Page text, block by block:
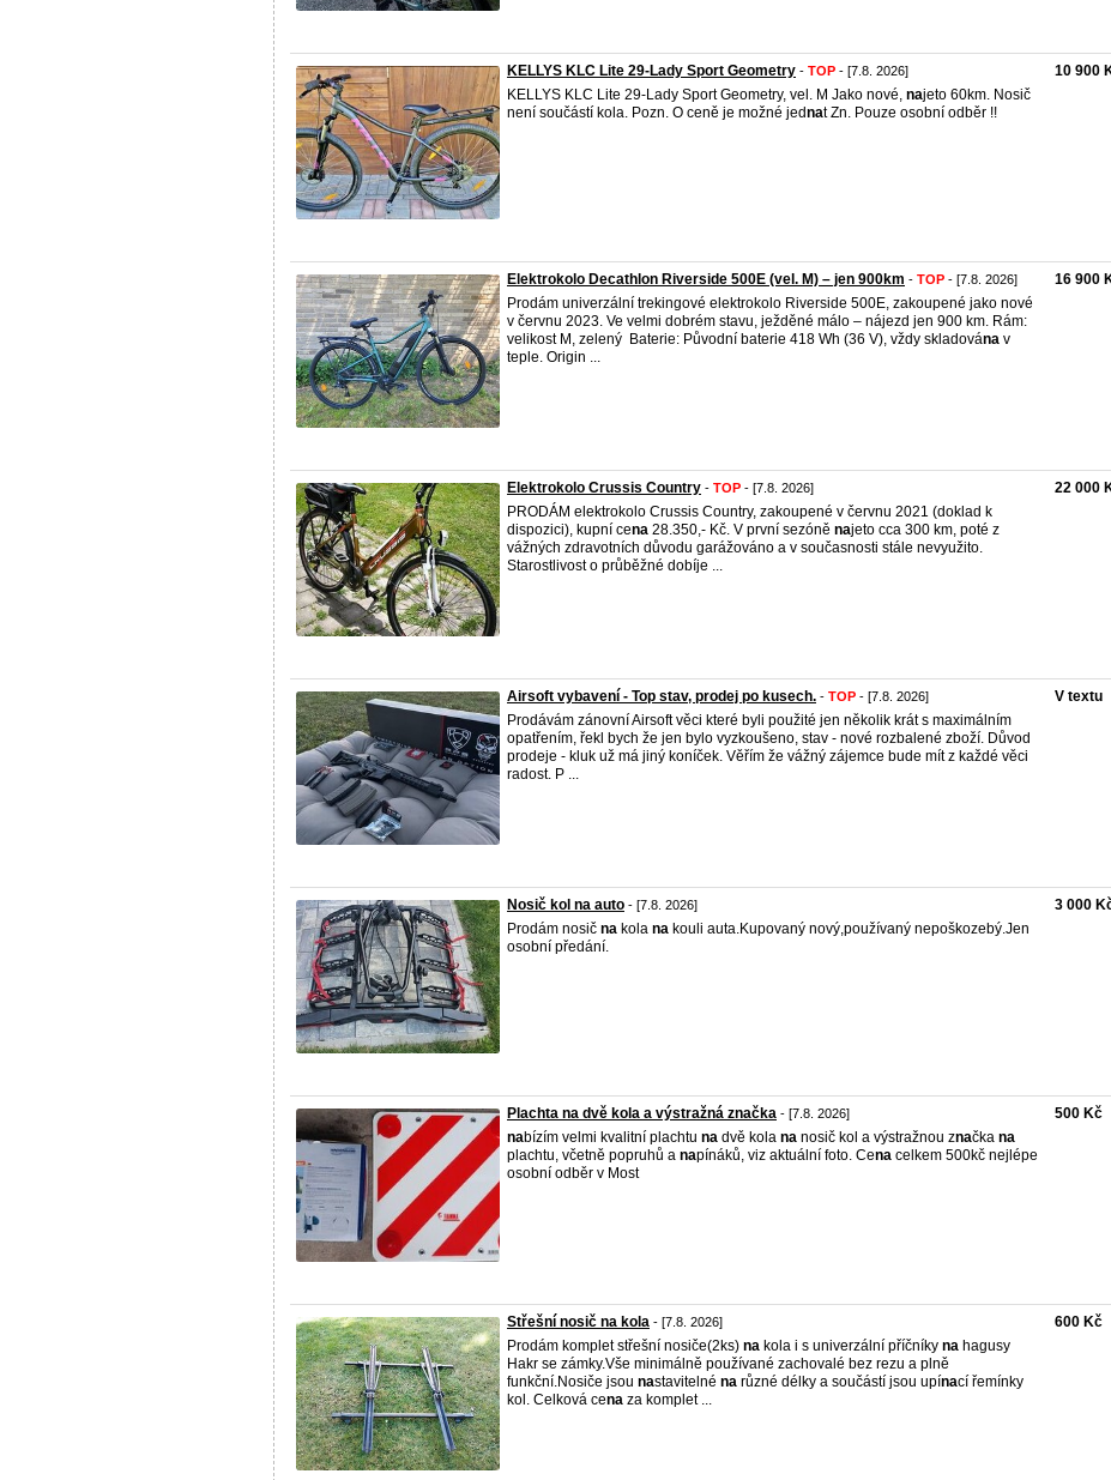
KELLYS KLC Lite 29-Lady Sport Geometry - TOP - [7.8. 2026]
KELLYS KLC Lite 29-Lady Sport Geometry, vel. M Jako nové, najeto 60km. Nosič
není součástí kola. Pozn. O ceně je možné jednat Zn. Pouze osobní odběr !!
10 900
Elektrokolo Decathlon Riverside 500E (vel. M) – jen 900km - TOP - [7.8. 2026]
Prodám univerzální trekingové elektrokolo Riverside 500E, zakoupené jako nové
v červnu 2023. Ve velmi dobrém stavu, ježděné málo – nájezd jen 900 km. Rám:
velikost M, zelený Baterie: Původní baterie 418 Wh (36 V), vždy skladována v
teple. Origin ...
16 900
Elektrokolo Crussis Country - TOP - [7.8. 2026]
PRODÁM elektrokolo Crussis Country, zakoupené v červnu 2021 (doklad k
dispozici), kupní cena 28.350,- Kč. V první sezóně najeto cca 300 km, poté z
vážných zdravotních důvodu garážováno a v současnosti stále nevyužito.
Starostlivost o průběžné dobíje ...
22 000
Airsoft vybavení - Top stav, prodej po kusech. - TOP - [7.8. 2026]
Prodávám zánovní Airsoft věci které byli použité jen několik krát s maximálním
opatřením, řekl bych že jen bylo vyzkoušeno, stav - nové rozbalené zboží. Důvod
prodeje - kluk už má jiný koníček. Věřím že vážný zájemce bude mít z každé věci
radost. P ...
V textu
Nosič kol na auto - [7.8. 2026]
Prodám nosič na kola na kouli auta.Kupovaný nový,používaný nepoškozebý.Jen
osobní předání.
3 000
Plachta na dvě kola a výstražná značka - [7.8. 2026]
nabízím velmi kvalitní plachtu na dvě kola na nosič kol a výstražnou značka na
plachtu, včetně popruhů a napínáků, viz aktuální foto. Cena celkem 500kč nejlépe
osobní odběr v Most
500 Kč
Střešní nosič na kola - [7.8. 2026]
Prodám komplet střešní nosiče(2ks) na kola i s univerzální příčníky na hagusy
Hakr se zámky.Vše minimálně používané zachovalé bez rezu a plně
funkční.Nosiče jsou nastavitelné na různé délky a součástí jsou upínací řemínky
kol. Celková cena za komplet ...
600 Kč